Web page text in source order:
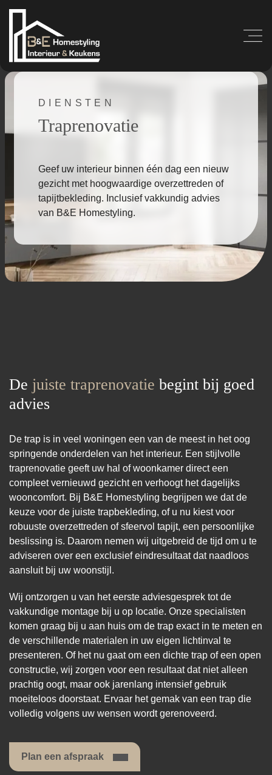
DIENSTEN
Traprenovatie
Geef uw interieur binnen één dag een nieuw
gezicht met hoogwaardige overzettreden of
tapijtbekleding. Inclusief vakkundig advies
van B&E Homestyling.
De juiste traprenovatie begint bij goed
advies
De trap is in veel woningen een van de meest in het oog
springende onderdelen van het interieur. Een stijlvolle
traprenovatie geeft uw hal of woonkamer direct een
compleet vernieuwd gezicht en verhoogt het dagelijks
wooncomfort. Bij B&E Homestyling begrijpen we dat de
keuze voor de juiste trapbekleding, of u nu kiest voor
robuuste overzettreden of sfeervol tapijt, een persoonlijke
beslissing is. Daarom nemen wij uitgebreid de tijd om u te
adviseren over een exclusief eindresultaat dat naadloos
aansluit bij uw woonstijl.
Wij ontzorgen u van het eerste adviesgesprek tot de
vakkundige montage bij u op locatie. Onze specialisten
komen graag bij u aan huis om de trap exact in te meten en
de verschillende materialen in uw eigen lichtinval te
presenteren. Of het nu gaat om een dichte trap of een open
constructie, wij zorgen voor een resultaat dat niet alleen
prachtig oogt, maar ook jarenlang intensief gebruik
moeiteloos doorstaat. Ervaar het gemak van een trap die
volledig volgens uw wensen wordt gerenoveerd.
Plan een afspraak